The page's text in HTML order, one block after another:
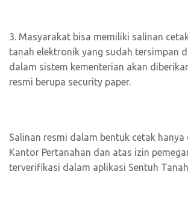
3. Masyarakat bisa memiliki salinan
tanah elektronik yang sudah tersimpan
dalam sistem kementerian akan
resmi berupa security paper.
Salinan resmi dalam bentuk cetak
Kantor Pertanahan dan atas izin
terverifikasi dalam aplikasi Sentuh